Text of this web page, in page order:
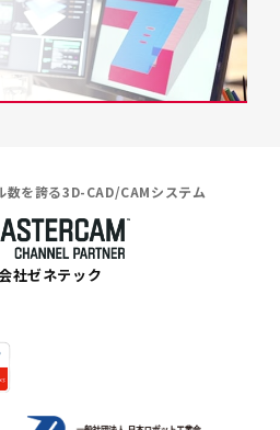
を誇る3D-CAD/CAMシステム
社ゼネテック